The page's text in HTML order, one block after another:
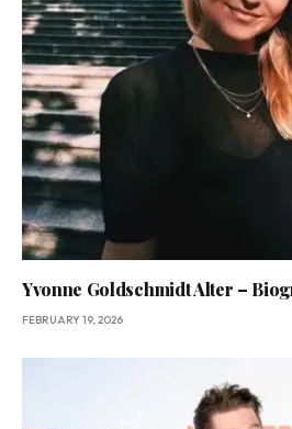
Yvonne Goldschmidt Alter –
FEBRUARY 19, 2026